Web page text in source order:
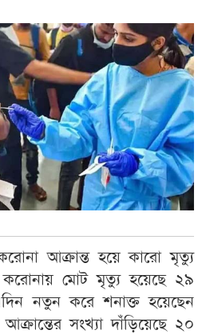
আক্রান্ত হয়ে কারো মৃত্যু
করোনায় মোট মৃত্যু হয়েছে ২৯
নতুন করে শনাক্ত হয়েছেন
সংখ্যা দাঁড়িয়েছে ২০